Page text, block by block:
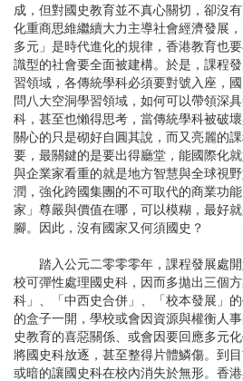
成，但對國史教育並不真心關切，卻沒
化重商思維繼續大力主導社會經濟發展
多元」是時代進化的規律，香港教育也
識型的社會要全面被建構。於是，課程
習領域，各傳統學科必須要對號入座，
問八大空洞學習領域，如何可以帶領深
科，甚至也懶得思考，當傳統學科被破
關心的只是砌好自圓其說，而又亮麗的
要，最關鍵的是要出得廳堂，能國際化
與企業家看重的就是地方智慧與全球視
潤，強化跨國集團的不可取代的商業功
家」尊嚴與價值在哪，可以模糊，最好
腳。因此，沒有國家又何須國史？
踏入公元二零零零年，課程發展處開
校可彈性處理國史科，因而多拋出三個
科」、「中西史合併」、「校本發展」
的盒子一開，學校或會因資源與權衡人
史教育的喜惡關係、或會因要回應多元
將國史科放逐，甚至整得片體鱗傷。到
或暗的讓國史科在校內消失於無形。香